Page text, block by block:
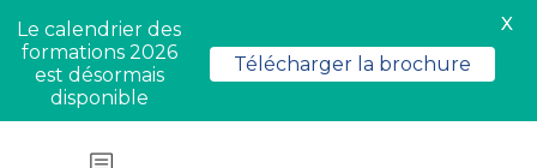
Le calendrier des
formations 2026
est désormais
disponible
Télécharger la brochure
X